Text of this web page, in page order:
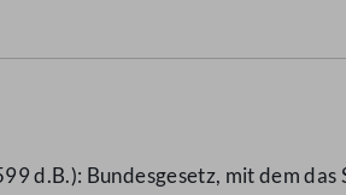
d.B.): Bundesgesetz, mit dem